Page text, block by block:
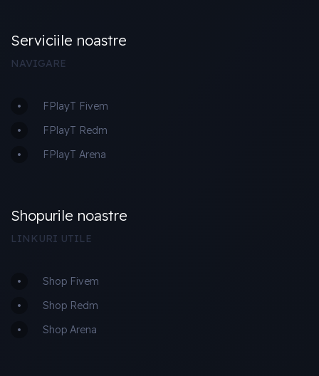
Serviciile noastre
NAVIGARE
FPlayT Fivem
FPlayT Redm
FPlayT Arena
Shopurile noastre
LINKURI UTILE
Shop Fivem
Shop Redm
Shop Arena